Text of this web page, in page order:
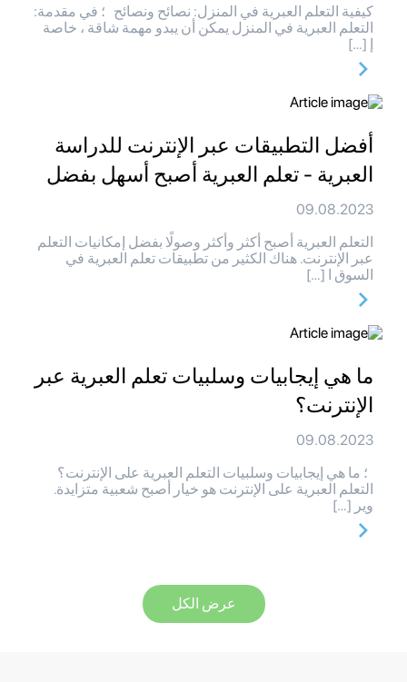
كيفية التعلم العبرية في المنزل: نصائح ونصائح ؛ في مقدمة:
التعلم العبرية في المنزل يمكن أن يبدو مهمة شاقة ، خاصة
إ […]
أفضل التطبيقات عبر الإنترنت للدراسة
العبرية - تعلم العبرية أصبح أسهل بفضل
09.08.2023
التعلم العبرية أصبح أكثر وأكثر وصولًا بفضل إمكانيات التعلم
عبر الإنترنت. هناك الكثير من تطبيقات تعلم العبرية في
السوق ا […]
ما هي إيجابيات وسلبيات تعلم العبرية عبر
الإنترنت؟
09.08.2023
؛ ما هي إيجابيات وسلبيات التعلم العبرية على الإنترنت؟
التعلم العبرية على الإنترنت هو خيار أصبح شعبية متزايدة.
وير […]
عرض الكل